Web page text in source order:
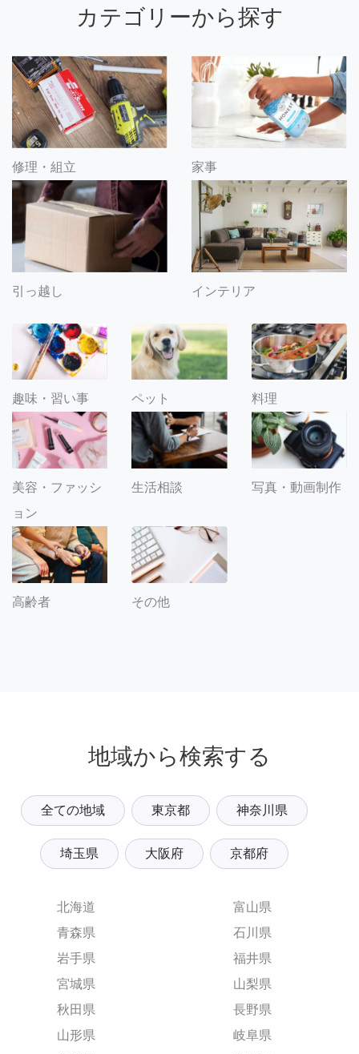
カテゴリーから探す
修理・組立 家事
引っ越し インテリア
趣味・習い事 ペット 料理
美容・ファッシ
ョン
生活相談 写真・動画制作
高齢者 その他
地域から検索する
全ての地域 東京都 神奈川県
埼玉県 大阪府 京都府
北海道
青森県
岩手県
宮城県
秋田県
山形県
富山県
石川県
福井県
山梨県
長野県
岐阜県